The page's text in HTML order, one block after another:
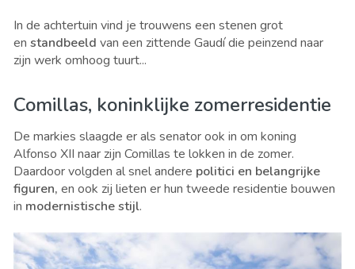
In de achtertuin vind je trouwens een stenen grot
en standbeeld van een zittende Gaudí die peinzend naar
zijn werk omhoog tuurt...
Comillas, koninklijke zomerresidentie
De markies slaagde er als senator ook in om koning
Alfonso XII naar zijn Comillas te lokken in de zomer.
Daardoor volgden al snel andere politici en belangrijke
figuren, en ook zij lieten er hun tweede residentie bouwen
in modernistische stijl.